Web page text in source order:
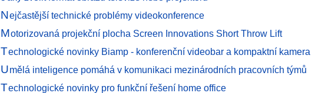
Nejčastější technické problémy videokonference
Motorizovaná projekční plocha Screen Innovations Short Throw Lift
Technologické novinky Biamp - konferenční videobar a kompaktní kamera
Umělá inteligence pomáhá v komunikaci mezinárodních pracovních týmů
Technologické novinky pro funkční řešení home office